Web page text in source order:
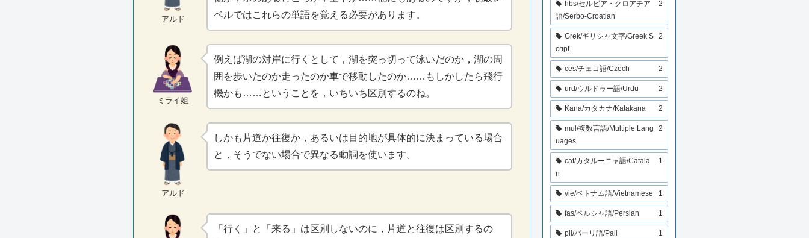
アルド
ベルではこれらの単語を覚える必要があります。
ミライ姐
例えば湖の対岸に行くとして，湖を突っ切って泳いだのか，湖の周
囲を歩いたのか走ったのか車で移動したのか……もしかしたら飛行
機かも……ということを，いちいち区別するのね。
アルド
しかも片道か往復か，あるいは目的地が具体的に決まっている場合
と，そうでない場合で異なる動詞を使います。
「行く」と「来る」は区別しないのに，片道と往復は区別するの
hbs/セルビア・クロアチア
語/Serbo-Croatian
2
Grek/ギリシャ文字/Greek S
cript
2
ces/チェコ語/Czech 2
urd/ウルドゥー語/Urdu 2
Kana/カタカナ/Katakana 2
mul/複数言語/Multiple Lang
uages
2
cat/カタルーニャ語/Catala
n
1
vie/ベトナム語/Vietnamese 1
fas/ペルシャ語/Persian 1
pli/パーリ語/Pali 1